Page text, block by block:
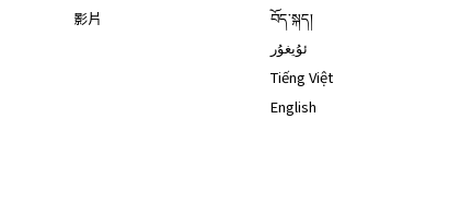
影片
བོད་སྐད།
ئۇيغۇر
Tiếng Việt
English